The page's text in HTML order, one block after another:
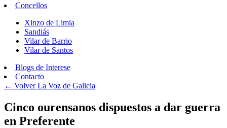
Concellos
Xinzo de Limia
Sandiás
Vilar de Barrio
Vilar de Santos
Blogs de Interese
Contacto
← VolverLa Voz de Galicia
Cinco ourensanos dispuestos a dar guerra
en Preferente